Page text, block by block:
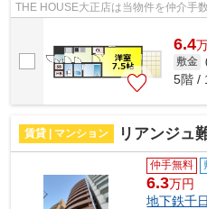
THE HOUSE大正店は当物件を仲介手
6.4
敷金
5階 /
賃貸 | マンション リアンジュ
仲手無料
6.3万円
地下鉄千